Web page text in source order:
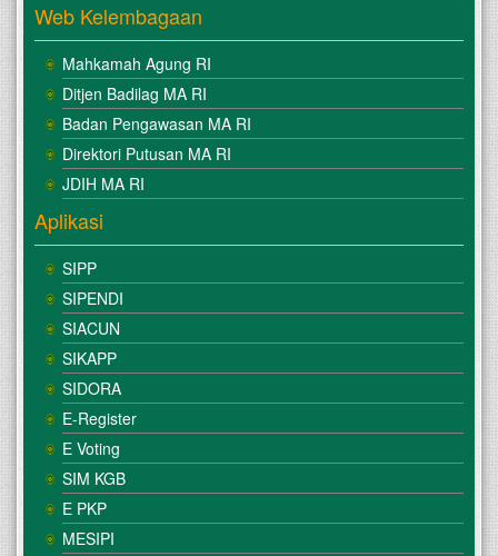
Web Kelembagaan
Mahkamah Agung RI
Ditjen Badilag MA RI
Badan Pengawasan MA RI
Direktori Putusan MA RI
JDIH MA RI
Aplikasi
SIPP
SIPENDI
SIACUN
SIKAPP
SIDORA
E-Register
E Voting
SIM KGB
E PKP
MESIPI